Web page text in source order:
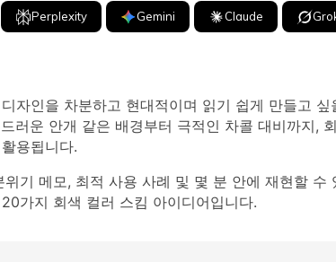
Perplexity Gemini Claude
자인을 차분하고 현대적이며 읽기 쉽게 만들고 싶
러운 안개 같은 배경부터 극적인 차콜 대비까지,
용됩니다.
위기 메모, 최적 사용 사례 및 몇 분 안에 재현할 수
가지 회색 컬러 스킴 아이디어입니다.